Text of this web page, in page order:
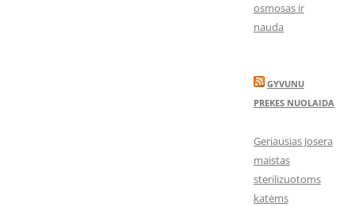
osmosas ir
nauda
GYVUNU
PREKES NUOLAIDA
Geriausias Josera
maistas
sterilizuotoms
katėms